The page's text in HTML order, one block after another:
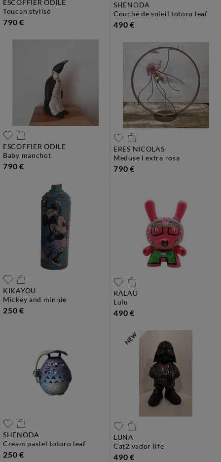
ESCOFFIER ODILE
toucan stylisé
790 €
SHENODA
couché de soleil totoro leaf
490 €
ESCOFFIER ODILE
baby manchot
790 €
ERES NICOLAS
meduse l extra rosa
790 €
KIKAYOU
mickey and minnie
250 €
RALAU
lulu
490 €
SHENODA
cream pastel totoro leaf
250 €
LUNA
cat2 vador life
490 €